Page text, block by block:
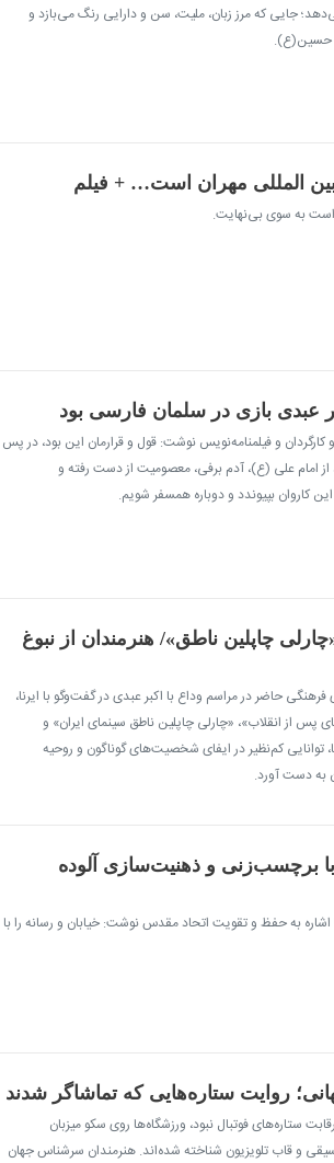
جایی که مرز زبان، ملیت، سن و دارایی رنگ می‌بازد و
حسین(ع).
است به سوی بی‌نهایت.
عبدی بازی در سلمان فارسی بود
کارگردان و فیلمنامه‌نویس نوشت: قول و قرارمان این بود، در پس
امام علی (ع)، آدم برفی، معصومیت از دست رفته و
کاروان بپیوندد و دوباره همسفر شویم.
چاپلین ناطق»/ هنرمندان از نبوغ
فرهنگی حاضر در مراسم وداع با اکبر عبدی در گفت‌وگو با ایرنا،
پس از انقلاب»، «چارلی چاپلین ناطق سینمای ایران» و
کم‌نظیر در ایفای شخصیت‌های گوناگون و روحیه
به دست آورد.
برچسب‌زنی و ذهنیت‌سازی آلوده
اشاره به حفظ و تقویت اتحاد مقدس نوشت: خیابان و رسانه را با
روایت ستاره‌هایی که تماشاگر شدند
جام جهانی ۲۰۲۶ فقط صحنه رقابت ستاره‌های فوتبال نبود، ورزشگاه‌ها روی سکو میزبان
و قاب تلویزیون شناخته شده‌اند. هنرمندان سرشناس جهان